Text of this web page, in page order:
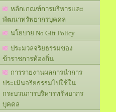
หลักเกณฑ์การบริหารและ
พัฒนาทรัพยากรบุคคล
นโยบาย No Gift Policy
ประมวลจริยธรรมของ
ข้าราชการท้องถิ่น
การรายงานผลการนำการ
ประเมินจริยธรรมไปใช้ใน
กระบวนการบริหารทรัพยากร
บุคคล